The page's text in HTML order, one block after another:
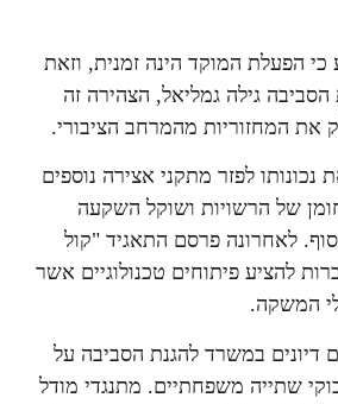
כי הפעלת המוקד הינה זמנית, וזאת
גילה גמליאל, הצהירה זה
את המחזוריות מהמרחב הציבורי.
נכונותו לפזר מתקני אצירה נוספים
של הרשויות ושוקל השקעה
לאחרונה פרסם התאגיד "קול
להציע פיתוחים טכנולוגיים אשר
המשקה.
דיונים במשרד להגנת הסביבה על
שתייה משפחתיים. מתנגדי מודל